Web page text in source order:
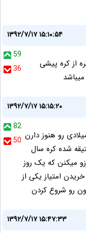
۱۳۹۲/۷/۱۷ ۱۵:۱۰:۵۴
59
36
از کره پیشی
۱۳۹۲/۷/۱۷ ۱۵:۱۵:۲۰
82
50 واقعا ما بدبختیم 405 سال 1980 میلادی رو هنوز دارن
شده کره سال
میکنن که یک روز
هم خودرو ساز بشن کره از سال 68 با خریدن امتیاز یکی از
رو شروع کردن
۱۳۹۲/۷/۱۷ ۱۵:۴۷:۳۳